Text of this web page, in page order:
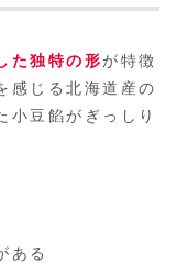
た独特の形が特徴
感じる北海道産の
小豆餡がぎっしり
ある